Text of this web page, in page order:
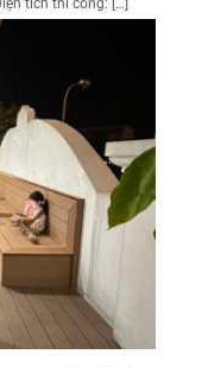
tích thi công: […]